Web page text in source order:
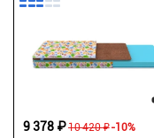
10 420 ₽
9 378 ₽ -10%